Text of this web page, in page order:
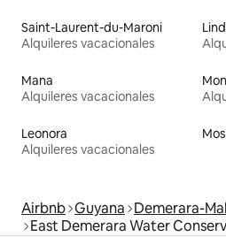
Saint-Laurent-du-Maroni
Alquileres vacacionales
Mana
Alquileres vacacionales
Leonora
Alquileres vacacionales
Airbnb Guyana Demerara-
East Demerara Water